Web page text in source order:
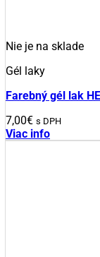
Nie je na sklade
Gél laky
Farebný gél lak
7,00€ s DPH
Viac info